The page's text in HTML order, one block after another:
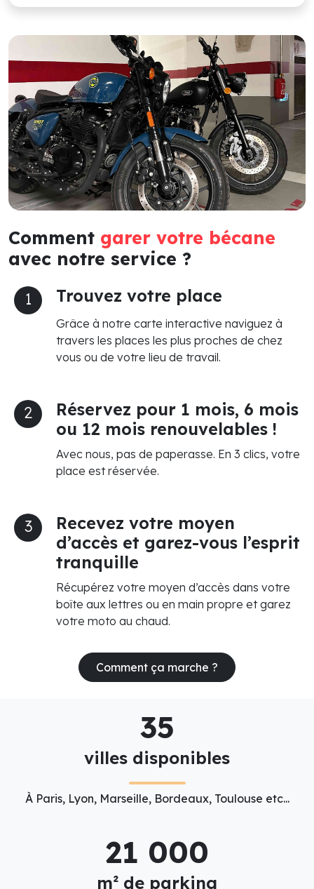
Comment garer votre bécane
avec notre service ?
1 Trouvez votre place
Grâce à notre carte interactive naviguez à
travers les places les plus proches de chez
vous ou de votre lieu de travail.
2
Réservez pour 1 mois, 6 mois
ou 12 mois renouvelables !
Avec nous, pas de paperasse. En 3 clics, votre
place est réservée.
3
Recevez votre moyen
d’accès et garez-vous l’esprit
tranquille
Récupérez votre moyen d’accès dans votre
boîte aux lettres ou en main propre et garez
votre moto au chaud.
Comment ça marche ?
35
villes disponibles
À Paris, Lyon, Marseille, Bordeaux, Toulouse etc...
21 000
m² de parking